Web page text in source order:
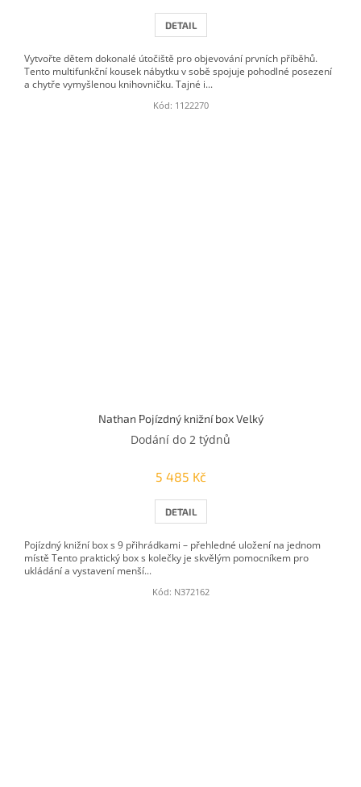
DETAIL
Vytvořte dětem dokonalé útočiště pro objevování prvních příběhů.
Tento multifunkční kousek nábytku v sobě spojuje pohodlné posezení
a chytře vymyšlenou knihovničku. Tajné i...
Kód: 1122270
Nathan Pojízdný knižní box Velký
Dodání do 2 týdnů
5 485 Kč
DETAIL
Pojízdný knižní box s 9 přihrádkami – přehledné uložení na jednom
místě Tento praktický box s kolečky je skvělým pomocníkem pro
ukládání a vystavení menší...
Kód: N372162